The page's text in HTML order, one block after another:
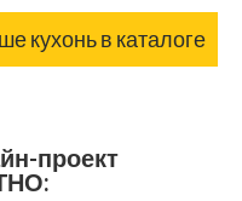
кухонь в каталоге
проект